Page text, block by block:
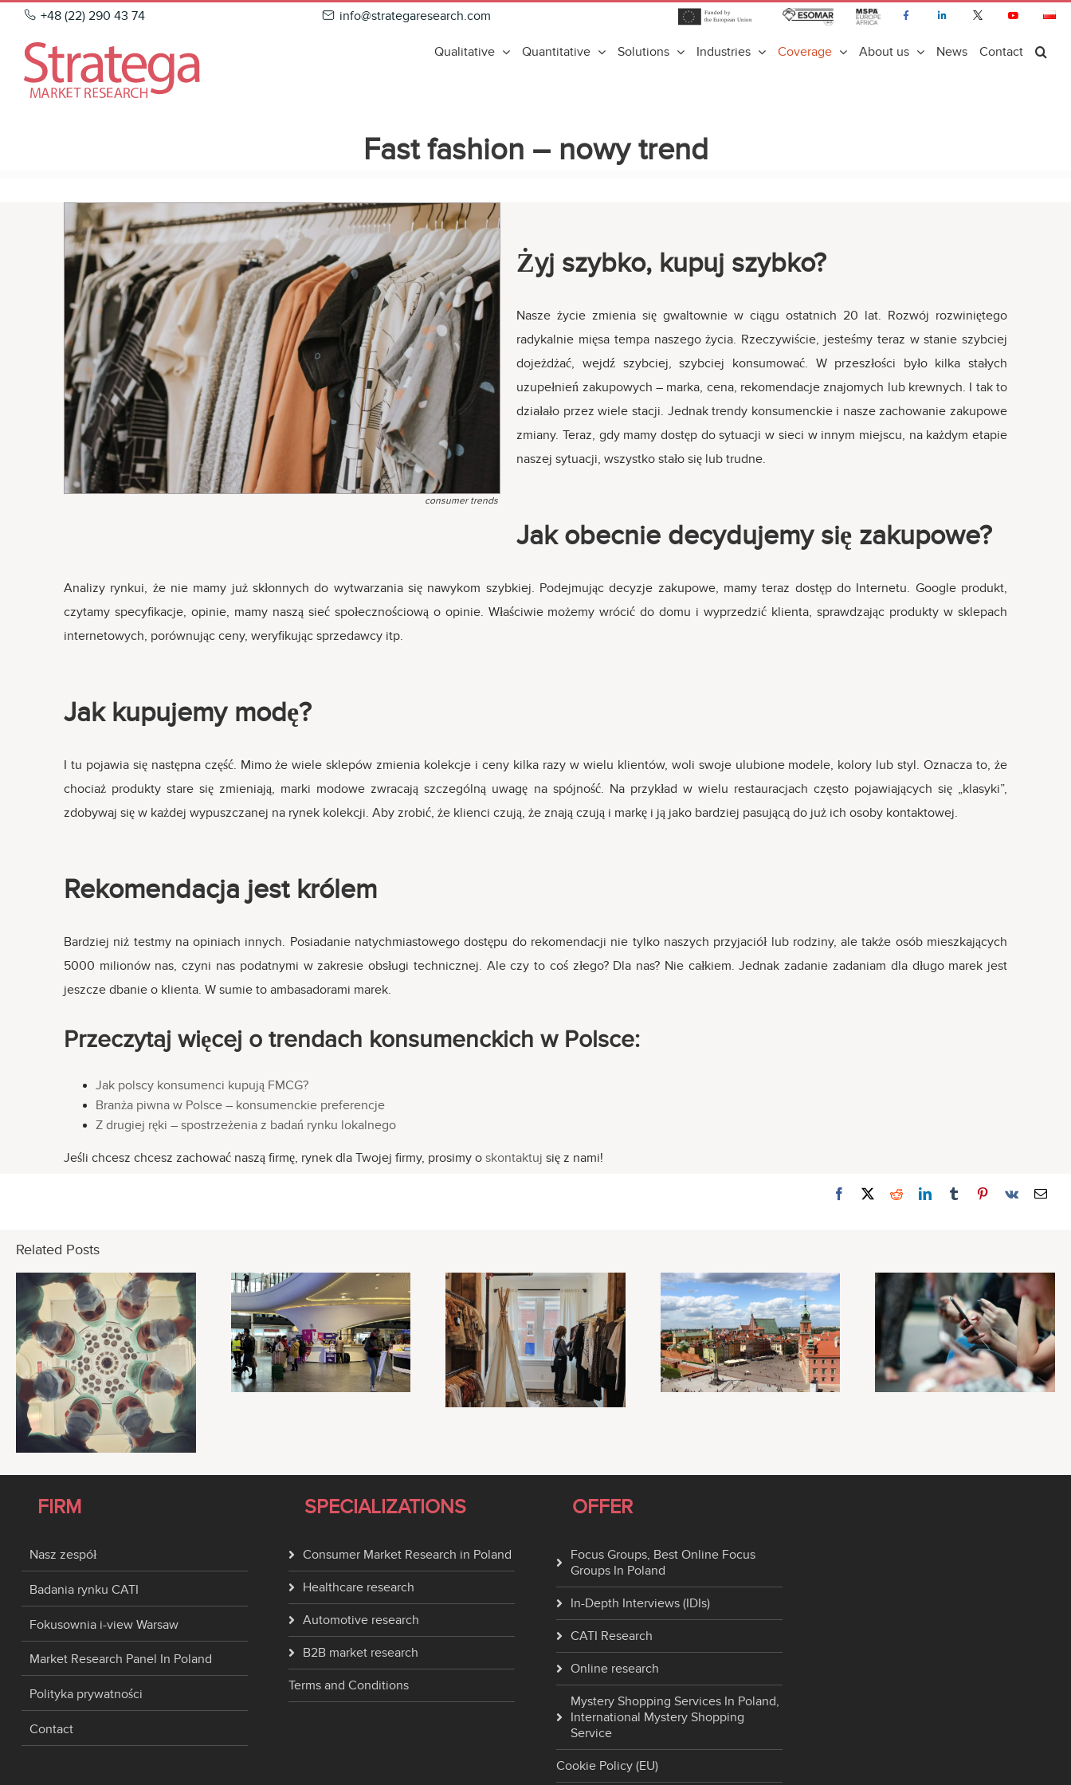
Skip
content
+48 (22) 290 43 74 info@strategaresearch.com
Qualitative Quantitative Solutions Industries Coverage About us News Contact
Fast fashion – nowy trend
consumer trends
Żyj szybko, kupuj szybko?
Nasze życie zmienia się gwaltownie w ciągu ostatnich 20 lat. Rozwój rozwiniętego
radykalnie mięsa tempa naszego życia. Rzeczywiście, jesteśmy teraz w stanie szybciej
dojeżdżać, wejdź szybciej, szybciej konsumować. W przeszłości było kilka stałych
uzupełnień zakupowych – marka, cena, rekomendacje znajomych lub krewnych. I tak to
działało przez wiele stacji. Jednak trendy konsumenckie i nasze zachowanie zakupowe
zmiany. Teraz, gdy mamy dostęp do sytuacji w sieci w innym miejscu, na każdym etapie
naszej sytuacji, wszystko stało się lub trudne.
Jak obecnie decydujemy się zakupowe?
Analizy rynkui, że nie mamy już skłonnych do wytwarzania się nawykom szybkiej. Podejmując decyzje zakupowe, mamy teraz dostęp do Internetu. Google produkt,
czytamy specyfikacje, opinie, mamy naszą sieć społecznościową o opinie. Właściwie możemy wrócić do domu i wyprzedzić klienta, sprawdzając produkty w sklepach
internetowych, porównując ceny, weryfikując sprzedawcy itp.
Jak kupujemy modę?
I tu pojawia się następna część. Mimo że wiele sklepów zmienia kolekcje i ceny kilka razy w wielu klientów, woli swoje ulubione modele, kolory lub styl. Oznacza to, że
chociaż produkty stare się zmieniają, marki modowe zwracają szczególną uwagę na spójność. Na przykład w wielu restauracjach często pojawiających się „klasyki”,
zdobywaj się w każdej wypuszczanej na rynek kolekcji. Aby zrobić, że klienci czują, że znają czują i markę i ją jako bardziej pasującą do już ich osoby kontaktowej.
Rekomendacja jest królem
Bardziej niż testmy na opiniach innych. Posiadanie natychmiastowego dostępu do rekomendacji nie tylko naszych przyjaciół lub rodziny, ale także osób mieszkających
5000 milionów nas, czyni nas podatnymi w zakresie obsługi technicznej. Ale czy to coś złego? Dla nas? Nie całkiem. Jednak zadanie zadaniam dla długo marek jest
jeszcze dbanie o klienta. W sumie to ambasadorami marek.
Przeczytaj więcej o trendach konsumenckich w Polsce:
Jak polscy konsumenci kupują FMCG?
Branża piwna w Polsce – konsumenckie preferencje
Z drugiej ręki – spostrzeżenia z badań rynku lokalnego
Jeśli chcesz chcesz zachować naszą firmę, rynek dla Twojej firmy, prosimy o skontaktuj się z nami!
Related Posts
FIRM
Nasz zespół
Badania rynku CATI
Fokusownia i-view Warsaw
Market Research Panel In Poland
Polityka prywatności
Contact
SPECIALIZATIONS
Consumer Market Research in Poland
Healthcare research
Automotive research
B2B market research
Terms and Conditions
OFFER
Focus Groups, Best Online Focus
Groups In Poland
In-Depth Interviews (IDIs)
CATI Research
Online research
Mystery Shopping Services In Poland,
International Mystery Shopping
Service
Cookie Policy (EU)